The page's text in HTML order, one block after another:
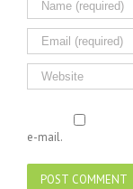
e-mail.